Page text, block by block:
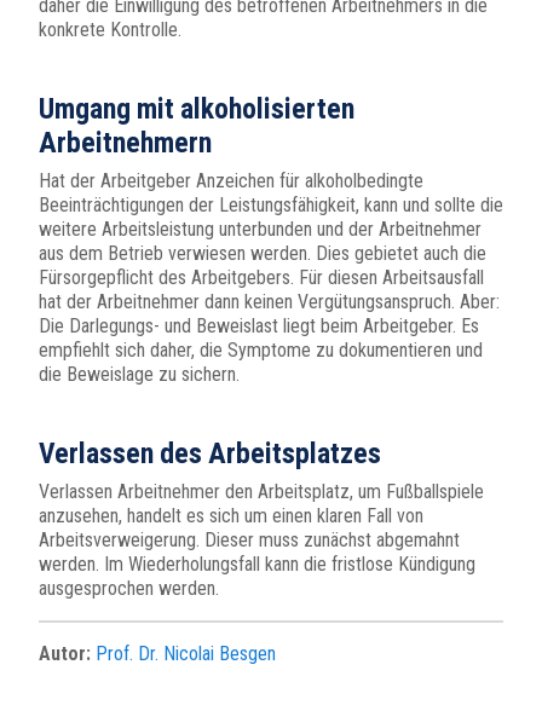
daher die Einwilligung des betroffenen Arbeitnehmers in die
konkrete Kontrolle.
Umgang mit alkoholisierten
Arbeitnehmern
Hat der Arbeitgeber Anzeichen für alkoholbedingte
Beeinträchtigungen der Leistungsfähigkeit, kann und sollte die
weitere Arbeitsleistung unterbunden und der Arbeitnehmer
aus dem Betrieb verwiesen werden. Dies gebietet auch die
Fürsorgepflicht des Arbeitgebers. Für diesen Arbeitsausfall
hat der Arbeitnehmer dann keinen Vergütungsanspruch. Aber:
Die Darlegungs- und Beweislast liegt beim Arbeitgeber. Es
empfiehlt sich daher, die Symptome zu dokumentieren und
die Beweislage zu sichern.
Verlassen des Arbeitsplatzes
Verlassen Arbeitnehmer den Arbeitsplatz, um Fußballspiele
anzusehen, handelt es sich um einen klaren Fall von
Arbeitsverweigerung. Dieser muss zunächst abgemahnt
werden. Im Wiederholungsfall kann die fristlose Kündigung
ausgesprochen werden.
Autor: Prof. Dr. Nicolai Besgen